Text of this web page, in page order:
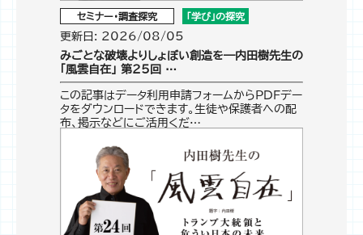
セミナー・調査探究 「学び」の探究
更新日: 2026/08/05
みごとな破壊よりしょぼい創造を―内田樹先生の
「風雲自在」 第25回 …
この記事はデータ利用申請フォームからPDFデー
タをダウンロードできます。生徒や保護者への配
布、掲示などにご活用くだ…